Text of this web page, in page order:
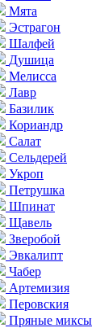
Мята
Эстрагон
Шалфей
Душица
Мелисса
Лавр
Базилик
Кориандр
Салат
Сельдерей
Укроп
Петрушка
Шпинат
Щавель
Зверобой
Эвкалипт
Чабер
Артемизия
Перовския
Пряные миксы